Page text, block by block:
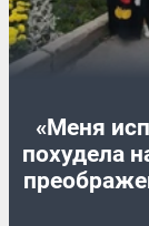
«Меня
похудела